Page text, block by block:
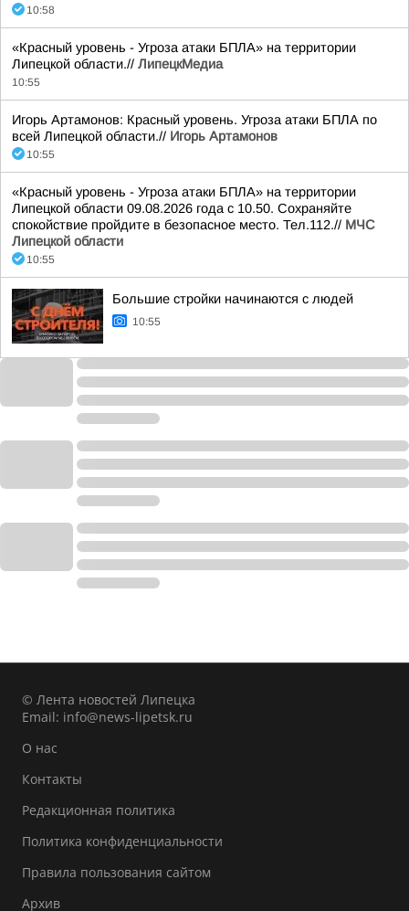
10:58
«Красный уровень - Угроза атаки БПЛА» на территории
Липецкой области.// ЛипецкМедиа
10:55
Игорь Артамонов: Красный уровень. Угроза атаки БПЛА по
всей Липецкой области.// Игорь Артамонов
10:55
«Красный уровень - Угроза атаки БПЛА» на территории
Липецкой области 09.08.2026 года с 10.50. Сохраняйте
спокойствие пройдите в безопасное место. Тел.112.// МЧС
Липецкой области
10:55
Большие стройки начинаются с людей
10:55
© Лента новостей Липецка
Email: info@news-lipetsk.ru
О нас
Контакты
Редакционная политика
Политика конфиденциальности
Правила пользования сайтом
Архив